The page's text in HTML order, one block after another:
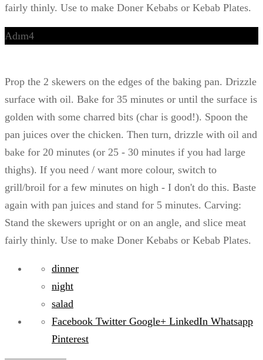
fairly thinly. Use to make Doner Kebabs or Kebab Plates.
Adım4
Prop the 2 skewers on the edges of the baking pan. Drizzle
surface with oil. Bake for 35 minutes or until the surface is
golden with some charred bits (char is good!). Spoon the
pan juices over the chicken. Then turn, drizzle with oil and
bake for 20 minutes (or 25 - 30 minutes if you had large
thighs). If you need / want more colour, switch to
grill/broil for a few minutes on high - I don't do this. Baste
again with pan juices and stand for 5 minutes. Carving:
Stand the skewers upright or on an angle, and slice meat
fairly thinly. Use to make Doner Kebabs or Kebab Plates.
dinner
night
salad
Facebook Twitter Google+ LinkedIn Whatsapp
Pinterest